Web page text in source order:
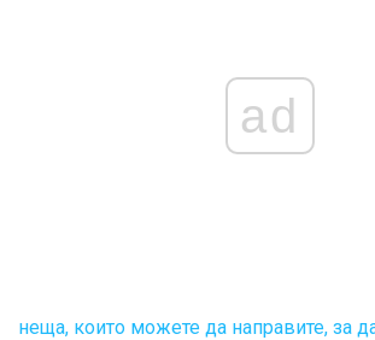
ad
неща, които можете да направите, за